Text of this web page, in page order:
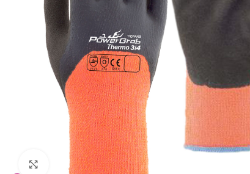
Klikněte pro zvětšení